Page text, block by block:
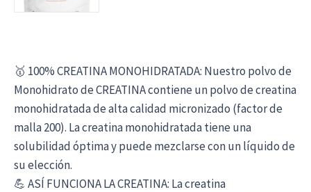
🥇 100% CREATINA MONOHIDRATADA: Nuestro polvo de
Monohidrato de CREATINA contiene un polvo de creatina
monohidratada de alta calidad micronizado (factor de
malla 200). La creatina monohidratada tiene una
solubilidad óptima y puede mezclarse con un líquido de
su elección.
💪 ASÍ FUNCIONA LA CREATINA: La creatina